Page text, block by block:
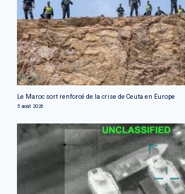
Le Maroc sort renforcé de la crise de Ceuta en Europe
5 août 2026